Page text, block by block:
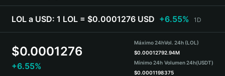
Português (Portugal)
Bahasa Indonesia
ภาษาไทย
Español
LOL a USD: 1 LOL = $0.0001276 USD +6.55% 1D
$0.0001276
+6.55%
Máximo 24h
$0.0001279
Mínimo 24h
$0.0001198
Vol. 24h (LOL)
2.94M
Volumen 24h(USDT)
375